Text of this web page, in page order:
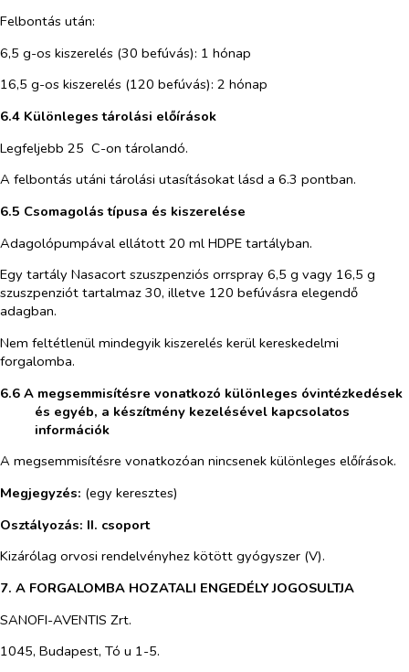
Felbontás után:
6,5 g-os kiszerelés (30 befúvás): 1 hónap
16,5 g-os kiszerelés (120 befúvás): 2 hónap
6.4 Különleges tárolási előírások
Legfeljebb 25 C-on tárolandó.
A felbontás utáni tárolási utasításokat lásd a 6.3 pontban.
6.5 Csomagolás típusa és kiszerelése
Adagolópumpával ellátott 20 ml HDPE tartályban.
Egy tartály Nasacort szuszpenziós orrspray 6,5 g vagy 16,5 g
szuszpenziót tartalmaz 30, illetve 120 befúvásra elegendő
adagban.
Nem feltétlenül mindegyik kiszerelés kerül kereskedelmi
forgalomba.
6.6 A megsemmisítésre vonatkozó különleges óvintézkedések
és egyéb, a készítmény kezelésével kapcsolatos
információk
A megsemmisítésre vonatkozóan nincsenek különleges előírások.
Megjegyzés: (egy keresztes)
Osztályozás: II. csoport
Kizárólag orvosi rendelvényhez kötött gyógyszer (V).
7. A FORGALOMBA HOZATALI ENGEDÉLY JOGOSULTJA
SANOFI-AVENTIS Zrt.
1045, Budapest, Tó u 1-5.